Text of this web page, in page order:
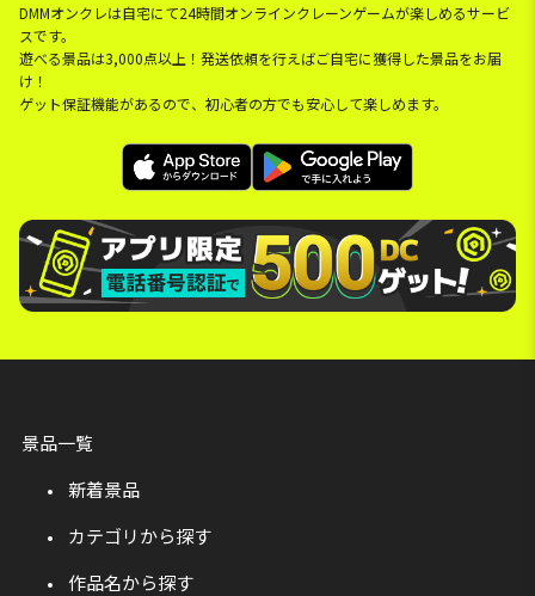
DMMオンクレは自宅にて24時間オンラインクレーンゲームが楽しめるサービ
スです。
遊べる景品は3,000点以上！発送依頼を行えばご自宅に獲得した景品をお届
け！
ゲット保証機能があるので、初心者の方でも安心して楽しめます。
景品一覧
新着景品
カテゴリから探す
作品名から探す